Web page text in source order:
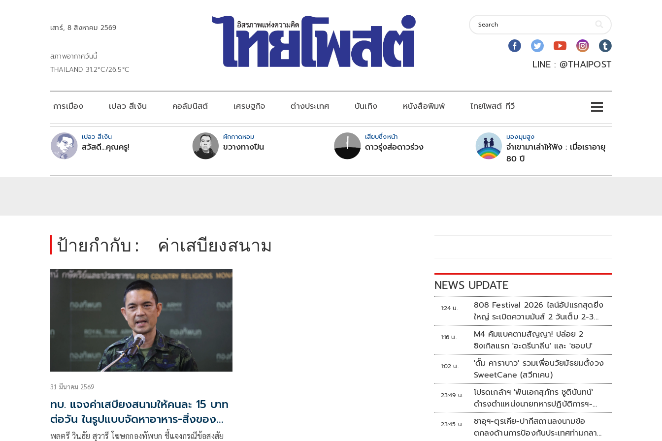
เสาร์, 8 สิงหาคม 2569
สภาพอากาศวันนี้
THAILAND 31.2°C/26.5°C
LINE : @THAIPOST
การเมือง เปลว สีเงิน คอลัมนิสต์ เศรษฐกิจ ต่างประเทศ บันเทิง หนังสือพิมพ์ ไทยโพสต์ ทีวี
เปลว สีเงิน
สวัสดี...คุณครู!
ผักกาดหอม
ขวางทางปืน
เสียบซึ่งหน้า
ดาวรุ่งส่อดาวร่วง
มองมุมสูง
จำเขามาเล่าให้ฟัง : เมื่อเราอายุ
80 ปี
ป้ายกำกับ : ค่าเสบียงสนาม
31 มีนาคม 2569
ทบ. แจงค่าเสบียงสนามให้คนละ 15 บาท
ต่อวัน ในรูปแบบจัดหาอาหาร-สิ่งของ
ไม่ใช่จ่ายเงินสด
พลตรี วินธัย สุวารี โฆษกกองทัพบก ชี้แจงกรณีข้อสงสัย
NEWS UPDATE
1:24 น.
808 Festival 2026 ไลน์อัปแรกสุดยิ่ง
ใหญ่ ระเบิดความมันส์ 2 วันเต็ม 2-3
ต.ค.นี้
1:16 น.
M4 คัมแบคตามสัญญา! ปล่อย 2
ซิงเกิลแรก 'อะดรีนาลีน' และ 'ชอบU'
1:02 น.
'ดั๊ม คาราบาว' รวมเพื่อนวัยมัธยมตั้งวง
SweetCane (สวีทเคน)
23:49 น.
โปรดเกล้าฯ 'พันเอกสุภัทร ชูตินันทน์'
ดำรงตำแหน่งนายทหารปฏิบัติการฯ-
พระราชทานยศ 'พลตรี'
23:45 น.
ซาอุฯ-ตุรเคีย-ปากีสถานลงนามข้อ
ตกลงด้านการป้องกันประเทศท่ามกลาง